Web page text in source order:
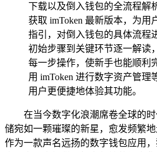
下载以及倒入钱包的全流程解
获取 imToken 最新版本，为用
指引，对倒入钱包的具体流程
初始步骤到关键环节逐一解读
每一步操作，使新手也能顺利
用 imToken 进行数字资产管理
用户更便捷地体验其功能。
在当今数字化浪潮席卷全球的
储宛如一颗璀璨的新星，愈发频繁
作为一款声名远扬的数字钱包应用